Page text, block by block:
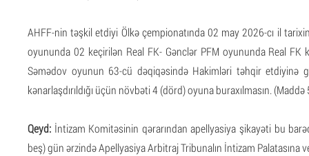
AHFF-nin təşkil etdiyi Ölkə çempionatında 02 may 2026-cı il
oyununda 02 keçirilən Real FK- Gənclər PFM oyununda Real FK
Səmədov oyunun 63-cü dəqiqəsində Hakimləri təhqir etdiyinə
kənarlaşdırıldığı üçün növbəti 4 (dörd) oyuna buraxılmasın. (Maddə
Qeyd: İntizam Komitəsinin qərarından apellyasiya şikayəti bu
beş) gün ərzində Apellyasiya Arbitraj Tribunalın İntizam Palatasına